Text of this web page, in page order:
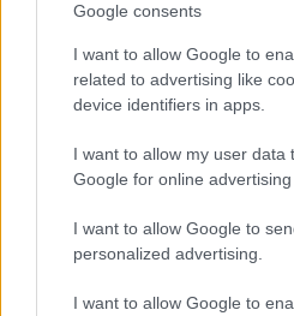
Google consents
I want to allow Google to
related to advertising like
device identifiers in apps.
I want to allow my user data
Google for online advertising
I want to allow Google to
personalized advertising.
I want to allow Google to